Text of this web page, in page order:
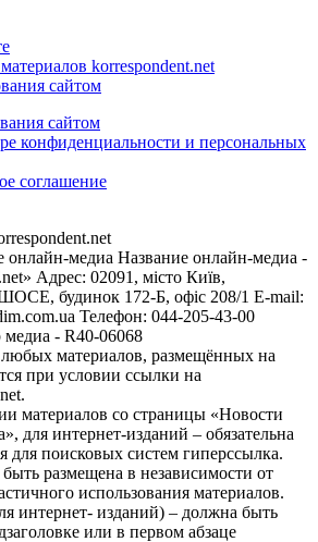
korrespondent.net
сайтом
сайтом
конфиденциальности и персональных
соглашение
онлайн-медиа Название онлайн-медиа -
Адрес: 02091, місто Київ,
будинок 172-Б, офіс 208/1 E-mail:
Телефон: 044-205-43-00
- R40-06068
материалов, размещённых на
при условии ссылки на
материалов со страницы «Новости
для интернет-изданий – обязательна
для поисковых систем гиперссылка.
размещена в независимости от
использования материалов.
интернет- изданий) – должна быть
или в первом абзаце